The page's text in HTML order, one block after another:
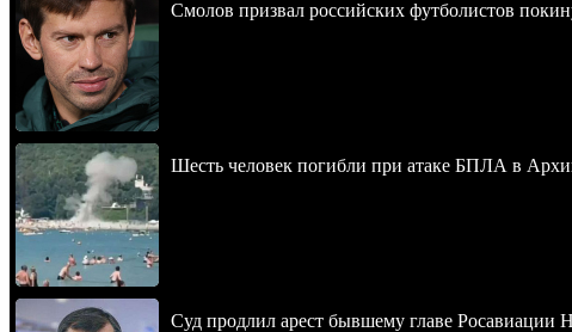
Смолов призвал российских футболистов
Шесть человек погибли при атаке БПЛА в
Суд продлил арест бывшему главе Росавиации